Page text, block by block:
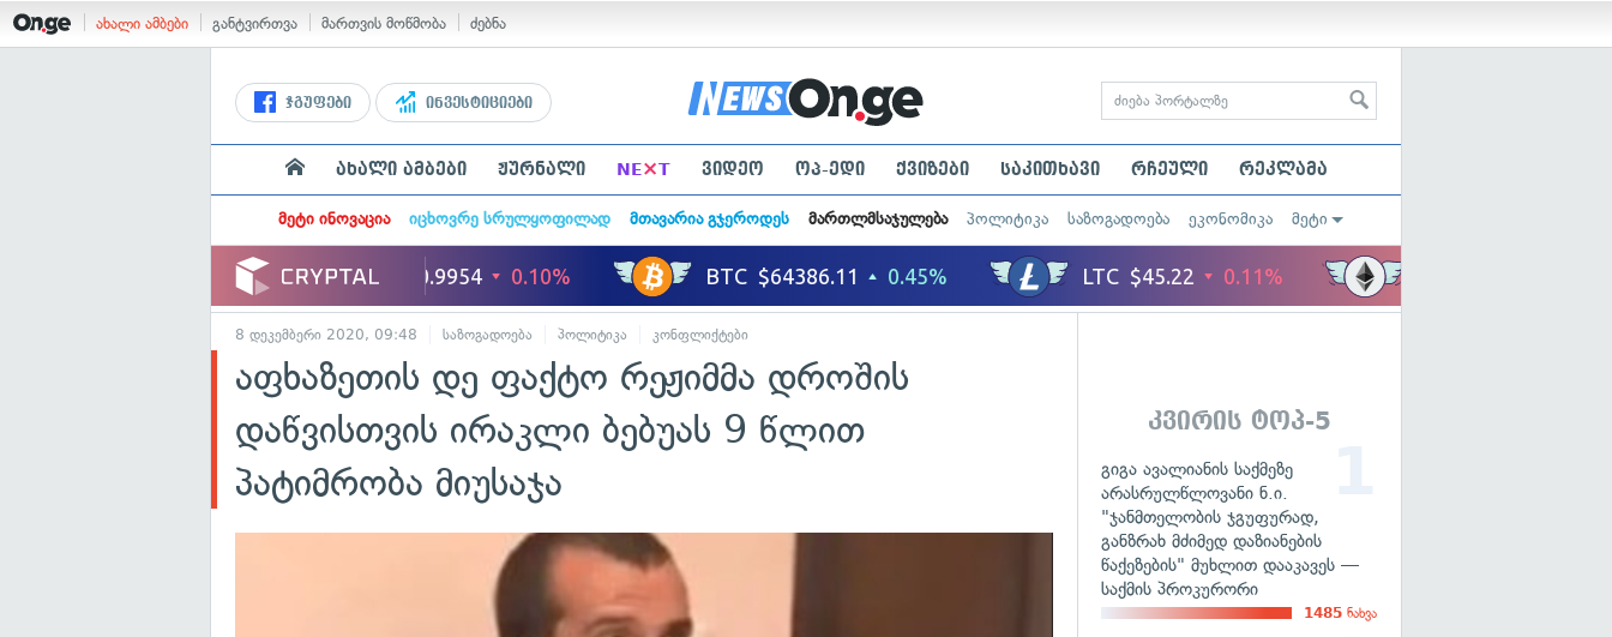
ახალი ამბები განტვირთვა მართვის მოწმობა ძებნა
ჯგუფები ინვესტიციები
ახალი ამბები ჟურნალი NE×T ვიდეო ოპ-ედი ქვიზები საკითხავი რჩეული რეკლამა
მეტი ინოვაცია იცხოვრე სრულყოფილად მთავარია გჯეროდეს მართლმსაჯულება პოლიტიკა საზოგადოება ეკონომიკა მეტი
8 დეკემბერი 2020, 09:48 საზოგადოება პოლიტიკა კონფლიქტები
აფხაზეთის დე ფაქტო რეჟიმმა დროშის
დაწვისთვის ირაკლი ბებუას 9 წლით
პატიმრობა მიუსაჯა
კვირის ტოპ-5
გიგა ავალიანის საქმეზე
არასრულწლოვანი ნ.ი.
"ჯანმთელობის ჯგუფურად,
განზრახ მძიმედ დაზიანების
წაქეზების" მუხლით დააკავეს —
საქმის პროკურორი
1485 ნახვა